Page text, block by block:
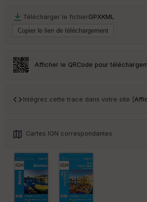
Télécharger le fichierGPXKML
Afficher le QRCode pour
Intégrez cette trace dans votre site [
Cartes IGN correspondantes